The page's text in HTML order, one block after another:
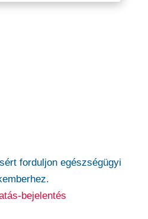
forduljon egészségügyi
bejelentés